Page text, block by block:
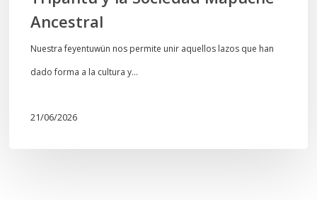
Ancestral
Nuestra feyentuwün nos permite unir aquellos lazos que han
dado forma a la cultura y…
21/06/2026